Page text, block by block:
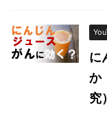
に
か
究